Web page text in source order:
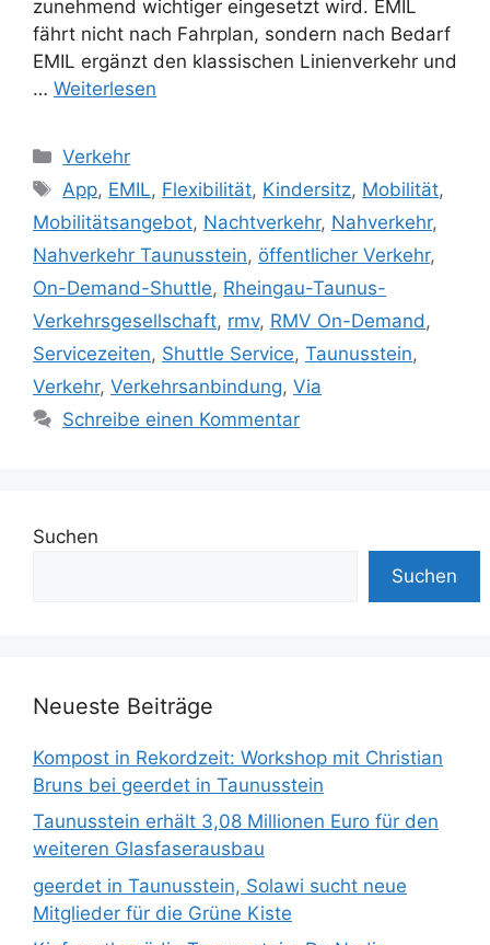
zunehmend wichtiger eingesetzt wird. EMIL
fährt nicht nach Fahrplan, sondern nach Bedarf
EMIL ergänzt den klassischen Linienverkehr und
… Weiterlesen
Kategorien
Verkehr
Schlagwörter
App, EMIL, Flexibilität, Kindersitz, Mobilität,
Mobilitätsangebot, Nachtverkehr, Nahverkehr,
Nahverkehr Taunusstein, öffentlicher Verkehr,
On-Demand-Shuttle, Rheingau-Taunus-
Verkehrsgesellschaft, rmv, RMV On-Demand ,
Servicezeiten, Shuttle Service, Taunusstein,
Verkehr, Verkehrsanbindung, Via
Schreibe einen Kommentar
Suchen
Suchen
Neueste Beiträge
Kompost in Rekordzeit: Workshop mit Christian
Bruns bei geerdet in Taunusstein
Taunusstein erhält 3,08 Millionen Euro für den
weiteren Glasfaserausbau
geerdet in Taunusstein, Solawi sucht neue
Mitglieder für die Grüne Kiste